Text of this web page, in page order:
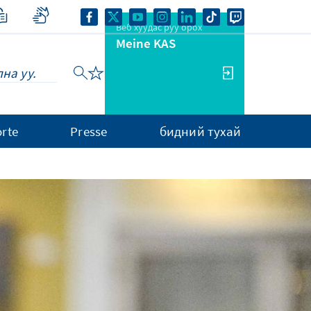
Веб хуудас руу орох
Meine KAS
Presse бидний тухай